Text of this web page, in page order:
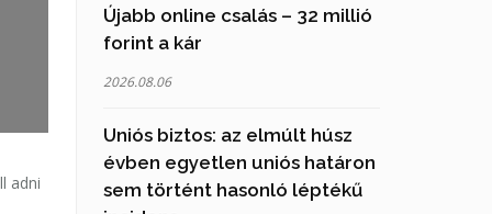
adni
Újabb online csalás – 32 millió
forint a kár
2026.08.06
Uniós biztos: az elmúlt húsz
évben egyetlen uniós határon
sem történt hasonló léptékű